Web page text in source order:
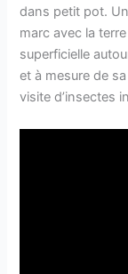
dans petit pot.
marc avec la
superficielle
et à mesure de
visite d’insectes